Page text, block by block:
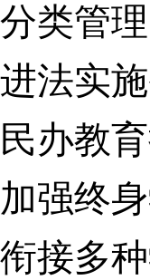
分类管
进法实
民办教
加强终
衔接多